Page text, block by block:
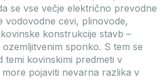
se vse večje električno prevodne
vodovodne cevi, plinovode,
konstrukcije stavb –
sponko. S tem se
temi kovinskimi predmeti v
pojaviti nevarna razlika v